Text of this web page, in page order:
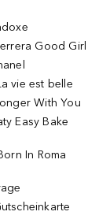
Good Girl
vie est belle
With You
Easy Bake
In Roma